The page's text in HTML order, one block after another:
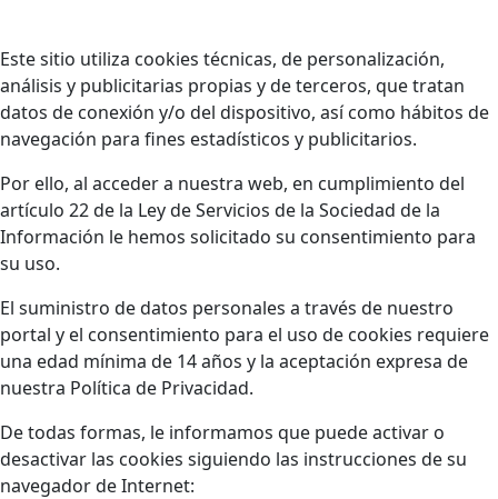
Este sitio utiliza cookies técnicas, de personalización,
análisis y publicitarias propias y de terceros, que tratan
datos de conexión y/o del dispositivo, así como hábitos de
navegación para fines estadísticos y publicitarios.
Por ello, al acceder a nuestra web, en cumplimiento del
artículo 22 de la Ley de Servicios de la Sociedad de la
Información le hemos solicitado su consentimiento para
su uso.
El suministro de datos personales a través de nuestro
portal y el consentimiento para el uso de cookies requiere
una edad mínima de 14 años y la aceptación expresa de
nuestra Política de Privacidad.
De todas formas, le informamos que puede activar o
desactivar las cookies siguiendo las instrucciones de su
navegador de Internet: